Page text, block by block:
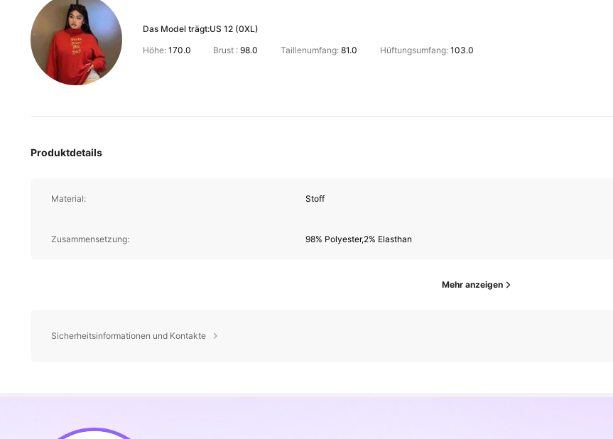
Das Model trägt:US 12 (0XL)
Höhe: 170.0 Brust :98.0 Taillenumfang: 81.0 Hüftungsumfang: 103.0
Produktdetails
Material: Stoff
Zusammensetzung: 98% Polyester,2% Elasthan
Mehr anzeigen
Sicherheitsinformationen und Kontakte 4,80